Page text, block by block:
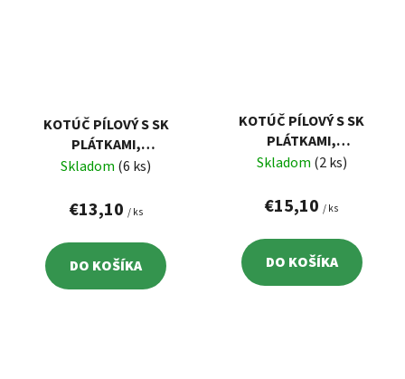
KOTÚČ PÍLOVÝ S SK
PLÁTKAMI,
184X2,2X30MM, 40Z
Skladom (6 ks)
€13,10 / ks
DO KOŠÍKA
KOTÚČ PÍLOVÝ S SK
PLÁTKAMI,
184X2,2X30MM, 50Z
Skladom (2 ks)
€15,10 / ks
DO KOŠÍKA